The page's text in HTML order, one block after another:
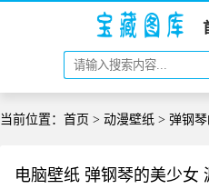
当前位置： 首页 > 动漫壁纸 > 弹钢
电脑壁纸 弹钢琴的美少女